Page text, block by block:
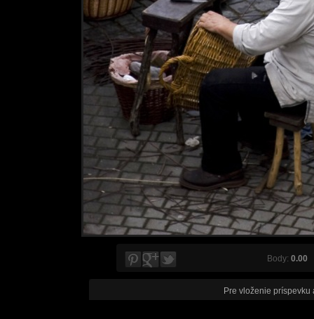
Body: 0.00
Pre vloženie